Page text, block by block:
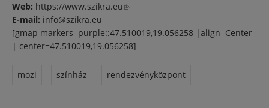
Web: https://www.szikra.eu(külső hivatkozás)
E-mail: info@szikra.eu
[gmap markers=purple::47.510019,19.056258 |align=Center
| center=47.510019,19.056258]
mozi színház rendezvényközpont